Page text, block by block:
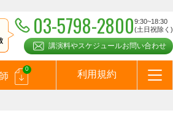
03-5798-28009:30~18:30
(土日祝除く)
講演料やスケジュールお問い合わせ
0
利用規約